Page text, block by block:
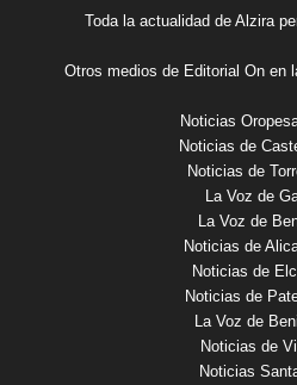
Toda la actualidad de Alzira
Otros medios de Editorial On en
Noticias
Noticias de
Noticias de
La Voz de
La Voz de
Noticias de
Noticias de
Noticias de
La Voz de
Noticias de
Noticias